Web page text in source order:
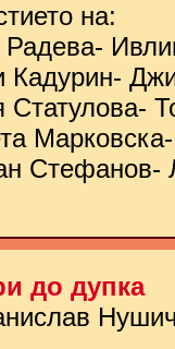
на:
Радева-
Кадурин-
Статулова-
Стефанов-
до дупка